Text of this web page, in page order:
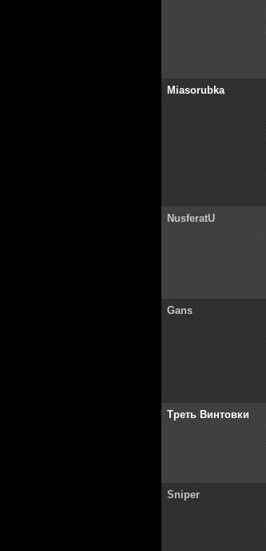
Miasorubka
NusferatU
Gans
Треть Винтовки
Sniper